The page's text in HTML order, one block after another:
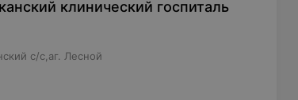
клинический госпиталь
с/с,аг. Лесной